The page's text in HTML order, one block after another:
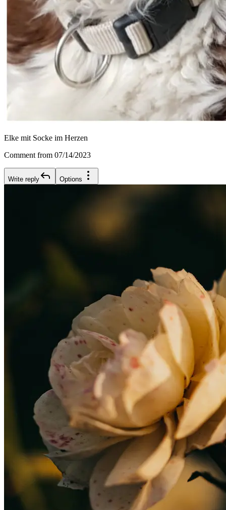
Elke mit Socke im Herzen
Comment from 07/14/2023
Write reply Options